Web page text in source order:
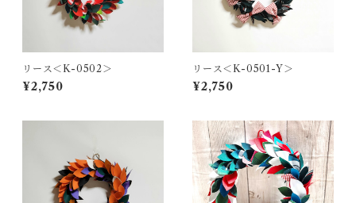
リース＜K-0502＞
¥2,750
リース＜K-0501-Y＞
¥2,750